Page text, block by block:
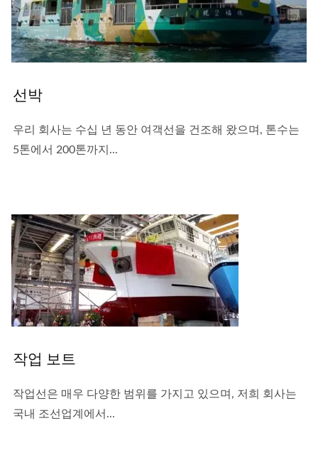
선박
우리 회사는 수십 년 동안 여객선을 건조해 왔으며, 톤수는
5톤에서 200톤까지...
작업 보트
작업선은 매우 다양한 범위를 가지고 있으며, 저희 회사는
국내 조선업계에서...